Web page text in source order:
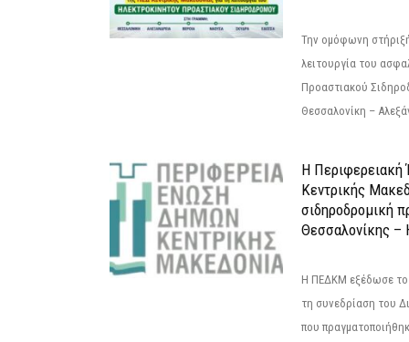
Την ομόφωνη
λειτουργία του
Προαστιακού
Θεσσαλονίκη –
Η
Κεντρικής
σιδηροδρομική
Θεσσαλονίκης –
Η ΠΕΔΚΜ εξέδωσε το
τη συνεδρίαση του
που